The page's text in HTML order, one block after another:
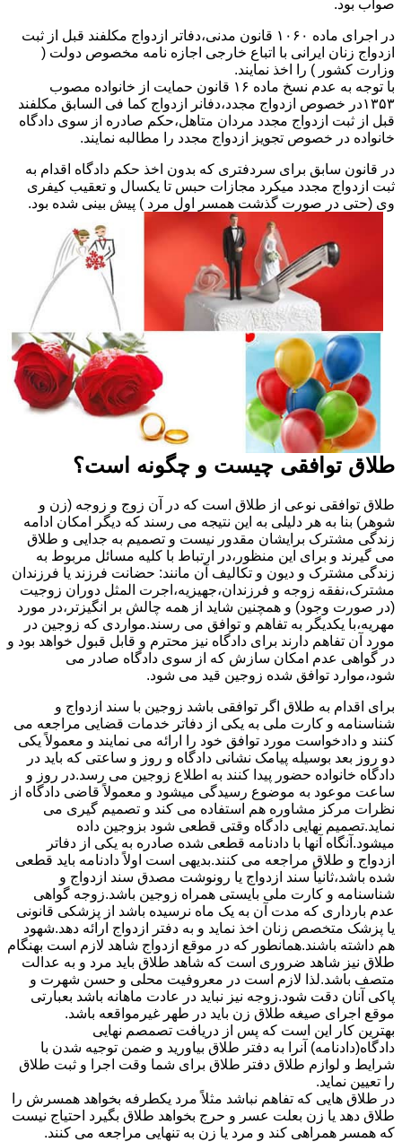
صواب بود.
در اجرای ماده ۱۰۶۰ قانون مدنی،دفاتر ازدواج مکلفند قبل از ثبت
ازدواج زنان ایرانی با اتباع خارجی اجازه نامه مخصوص دولت (
وزارت کشور ) را اخذ نمایند.
با توجه به عدم نسخ ماده ۱۶ قانون حمایت از خانواده مصوب
۱۳۵۳در خصوص ازدواج مجدد،دفانر ازدواج کما فی السابق مکلفند
قبل از ثبت ازدواج مجدد مردان متاهل،حکم صادره از سوی دادگاه
خانواده در خصوص تجویز ازدواج مجدد را مطالبه نمایند.
در قانون سابق برای سردفتری که بدون اخذ حکم دادگاه اقدام به
ثبت ازدواج مجدد میکرد مجازات حبس تا یکسال و تعقیب کیفری
وی (حتی در صورت گذشت همسر اول مرد ) پیش بینی شده بود.
طلاق توافقی چیست و چگونه است؟
طلاق توافقی نوعی از طلاق است که در آن زوج و زوجه (زن و
شوهر) بنا به هر دلیلی به این نتیجه می رسند که دیگر امکان ادامه
زندگی مشترک برایشان مقدور نیست و تصمیم به جدایی و طلاق
می گیرند و برای این منظور،در ارتباط با کلیه مسائل مربوط به
زندگی مشترک و دیون و تکالیف آن مانند: حضانت فرزند یا فرزندان
مشترک،نفقه زوجه و فرزندان،جهیزیه،اجرت المثل دوران زوجیت
(در صورت وجود) و همچنین شاید از همه چالش بر انگیزتر،در مورد
مهریه،با یکدیگر به تفاهم و توافق می رسند.مواردی که زوجین در
مورد آن تفاهم دارند برای دادگاه نیز محترم و قابل قبول خواهد بود و
در گواهی عدم امکان سازش که از سوی دادگاه صادر می
شود،موارد توافق شده زوجین قید می شود.
برای اقدام به طلاق اگر توافقی باشد زوجین با سند ازدواج و
شناسنامه و کارت ملی به یکی از دفاتر خدمات قضایی مراجعه می
کنند و دادخواست مورد توافق خود را ارائه می نمایند و معمولاً یکی
دو روز بعد بوسیله پیامک نشانی دادگاه و روز و ساعتی که باید در
دادگاه خانواده حضور پیدا کنند به اطلاع زوجین می رسد.در روز و
ساعت موعود به موضوع رسیدگی میشود و معمولاً قاضی دادگاه از
نظرات مرکز مشاوره هم استفاده می کند و تصمیم گیری می
نماید.تصمیم نهایی دادگاه وقتی قطعی شود بزوجین داده
میشود.آنگاه آنها با دادنامه قطعی شده صادره به یکی از دفاتر
ازدواج و طلاق مراجعه می کنند.بدیهی است اولاً دادنامه باید قطعی
شده باشد،ثانیاً سند ازدواج یا رونوشت مصدق سند ازدواج و
شناسنامه و کارت ملی بایستی همراه زوجین باشد.زوجه گواهی
عدم بارداری که مدت آن به یک ماه نرسیده باشد از پزشکی قانونی
یا پزشک متخصص زنان اخذ نماید و به دفتر ازدواج ارائه دهد.شهود
هم داشته باشند.همانطور که در موقع ازدواج شاهد لازم است بهنگام
طلاق نیز شاهد ضروری است که شاهد طلاق باید مرد و به عدالت
متصف باشد.لذا لازم است در معروفیت محلی و حسن شهرت و
پاکی آنان دقت شود.زوجه نیز نباید در عادت ماهانه باشد بعبارتی
موقع اجرای صیغه طلاق زن باید در طهر غیرمواقعه باشد.
بهترین کار این است که پس از دریافت تصمصم نهایی
دادگاه(دادنامه) آنرا به دفتر طلاق بیاورید و ضمن توجیه شدن با
شرایط و لوازم طلاق دفتر طلاق برای شما وقت اجرا و ثبت طلاق
را تعیین نماید.
در طلاق هایی که تفاهم نباشد مثلاً مرد یکطرفه بخواهد همسرش را
طلاق دهد یا زن بعلت عسر و حرج بخواهد طلاق بگیرد احتیاج نیست
که همسر همراهی کند و مرد یا زن به تنهایی مراجعه می کنند.